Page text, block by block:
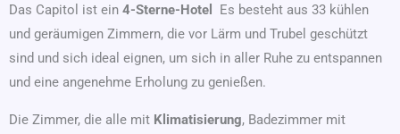
Das Capitol ist ein 4-Sterne-Hotel
Es besteht aus 33 kühlen
und geräumigen Zimmern, die vor Lärm und Trubel geschützt
sind und sich ideal eignen, um sich in aller Ruhe zu entspannen
und eine angenehme Erholung zu genießen.
Die Zimmer, die alle mit Klimatisierung, Badezimmer mit